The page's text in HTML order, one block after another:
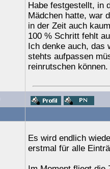
Habe festgestellt, in
Mädchen hatte, war
in der Zeit auch
100 % Schritt fehlt
Ich denke auch, das
stehts aufpassen
reinrutschen können.
Es wird endlich
erstmal für alle